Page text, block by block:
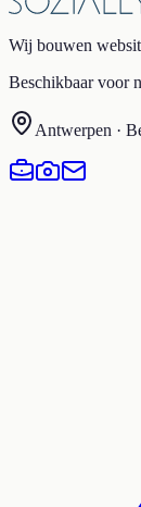
Wij bouwen
Beschikbaar voor
Antwerpen ·